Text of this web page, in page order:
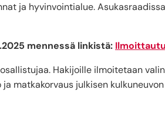
ja hyvinvointialue.
mennessä linkistä:
Hakijoille ilmoitetaan
matkakorvaus julkisen